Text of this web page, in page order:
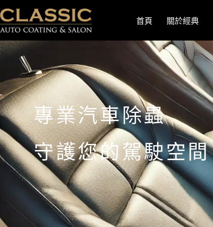
首頁 關於經典
專業汽車除蟲
守護您的駕駛空間